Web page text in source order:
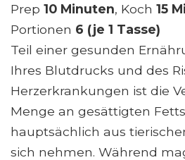
Prep 10 Minuten, Koch 15
Portionen 6 (je 1 Tasse)
Teil einer gesunden
Ihres Blutdrucks und des
Herzerkrankungen ist die
Menge an gesättigten
hauptsächlich aus
sich nehmen. Während